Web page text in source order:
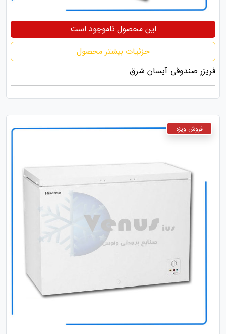
این محصول ناموجود است
جزئیات بیشتر محصول
فریزر صندوقی آیسان شرق